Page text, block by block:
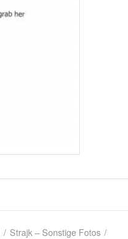
/ Strajk – Sonstige Fotos /